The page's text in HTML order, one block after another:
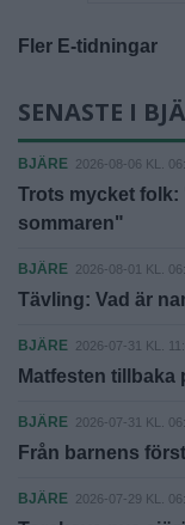
Fler E-tidningar
SENASTE I
BJÄRE 2026-08-06 KL.
Trots mycket
sommaren"
BJÄRE 2026-08-01 KL.
Tävling: Vad är
BJÄRE 2026-07-31 KL.
Matfesten tillbaka
BJÄRE 2026-07-31 KL.
Från barnens
BJÄRE 2026-07-29 KL.